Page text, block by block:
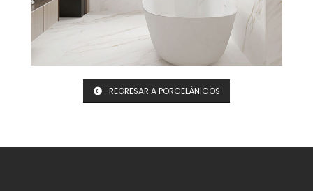
REGRESAR A PORCELÁNICOS